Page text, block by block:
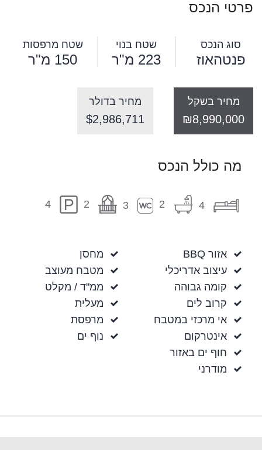
פרטי הנכס
סוג הנכס
פנטהאוז
שטח בנוי
223 מ"ר
שטח מרפסות
150 מ"ר
מחיר בשקל
₪8,990,000
מחיר בדולר
$2,986,711
מה כולל הנכס
4
2
3
2
4
אזור BBQ
עיצוב אדריכלי
קומה גבוהה
קרוב לים
אי מרכזי במטבח
אינטרקום
חוף ים באזור
מודרני
מחסן
מטבח מעוצב
ממ"ד / מקלט
מעלית
מרפסת
נוף ים